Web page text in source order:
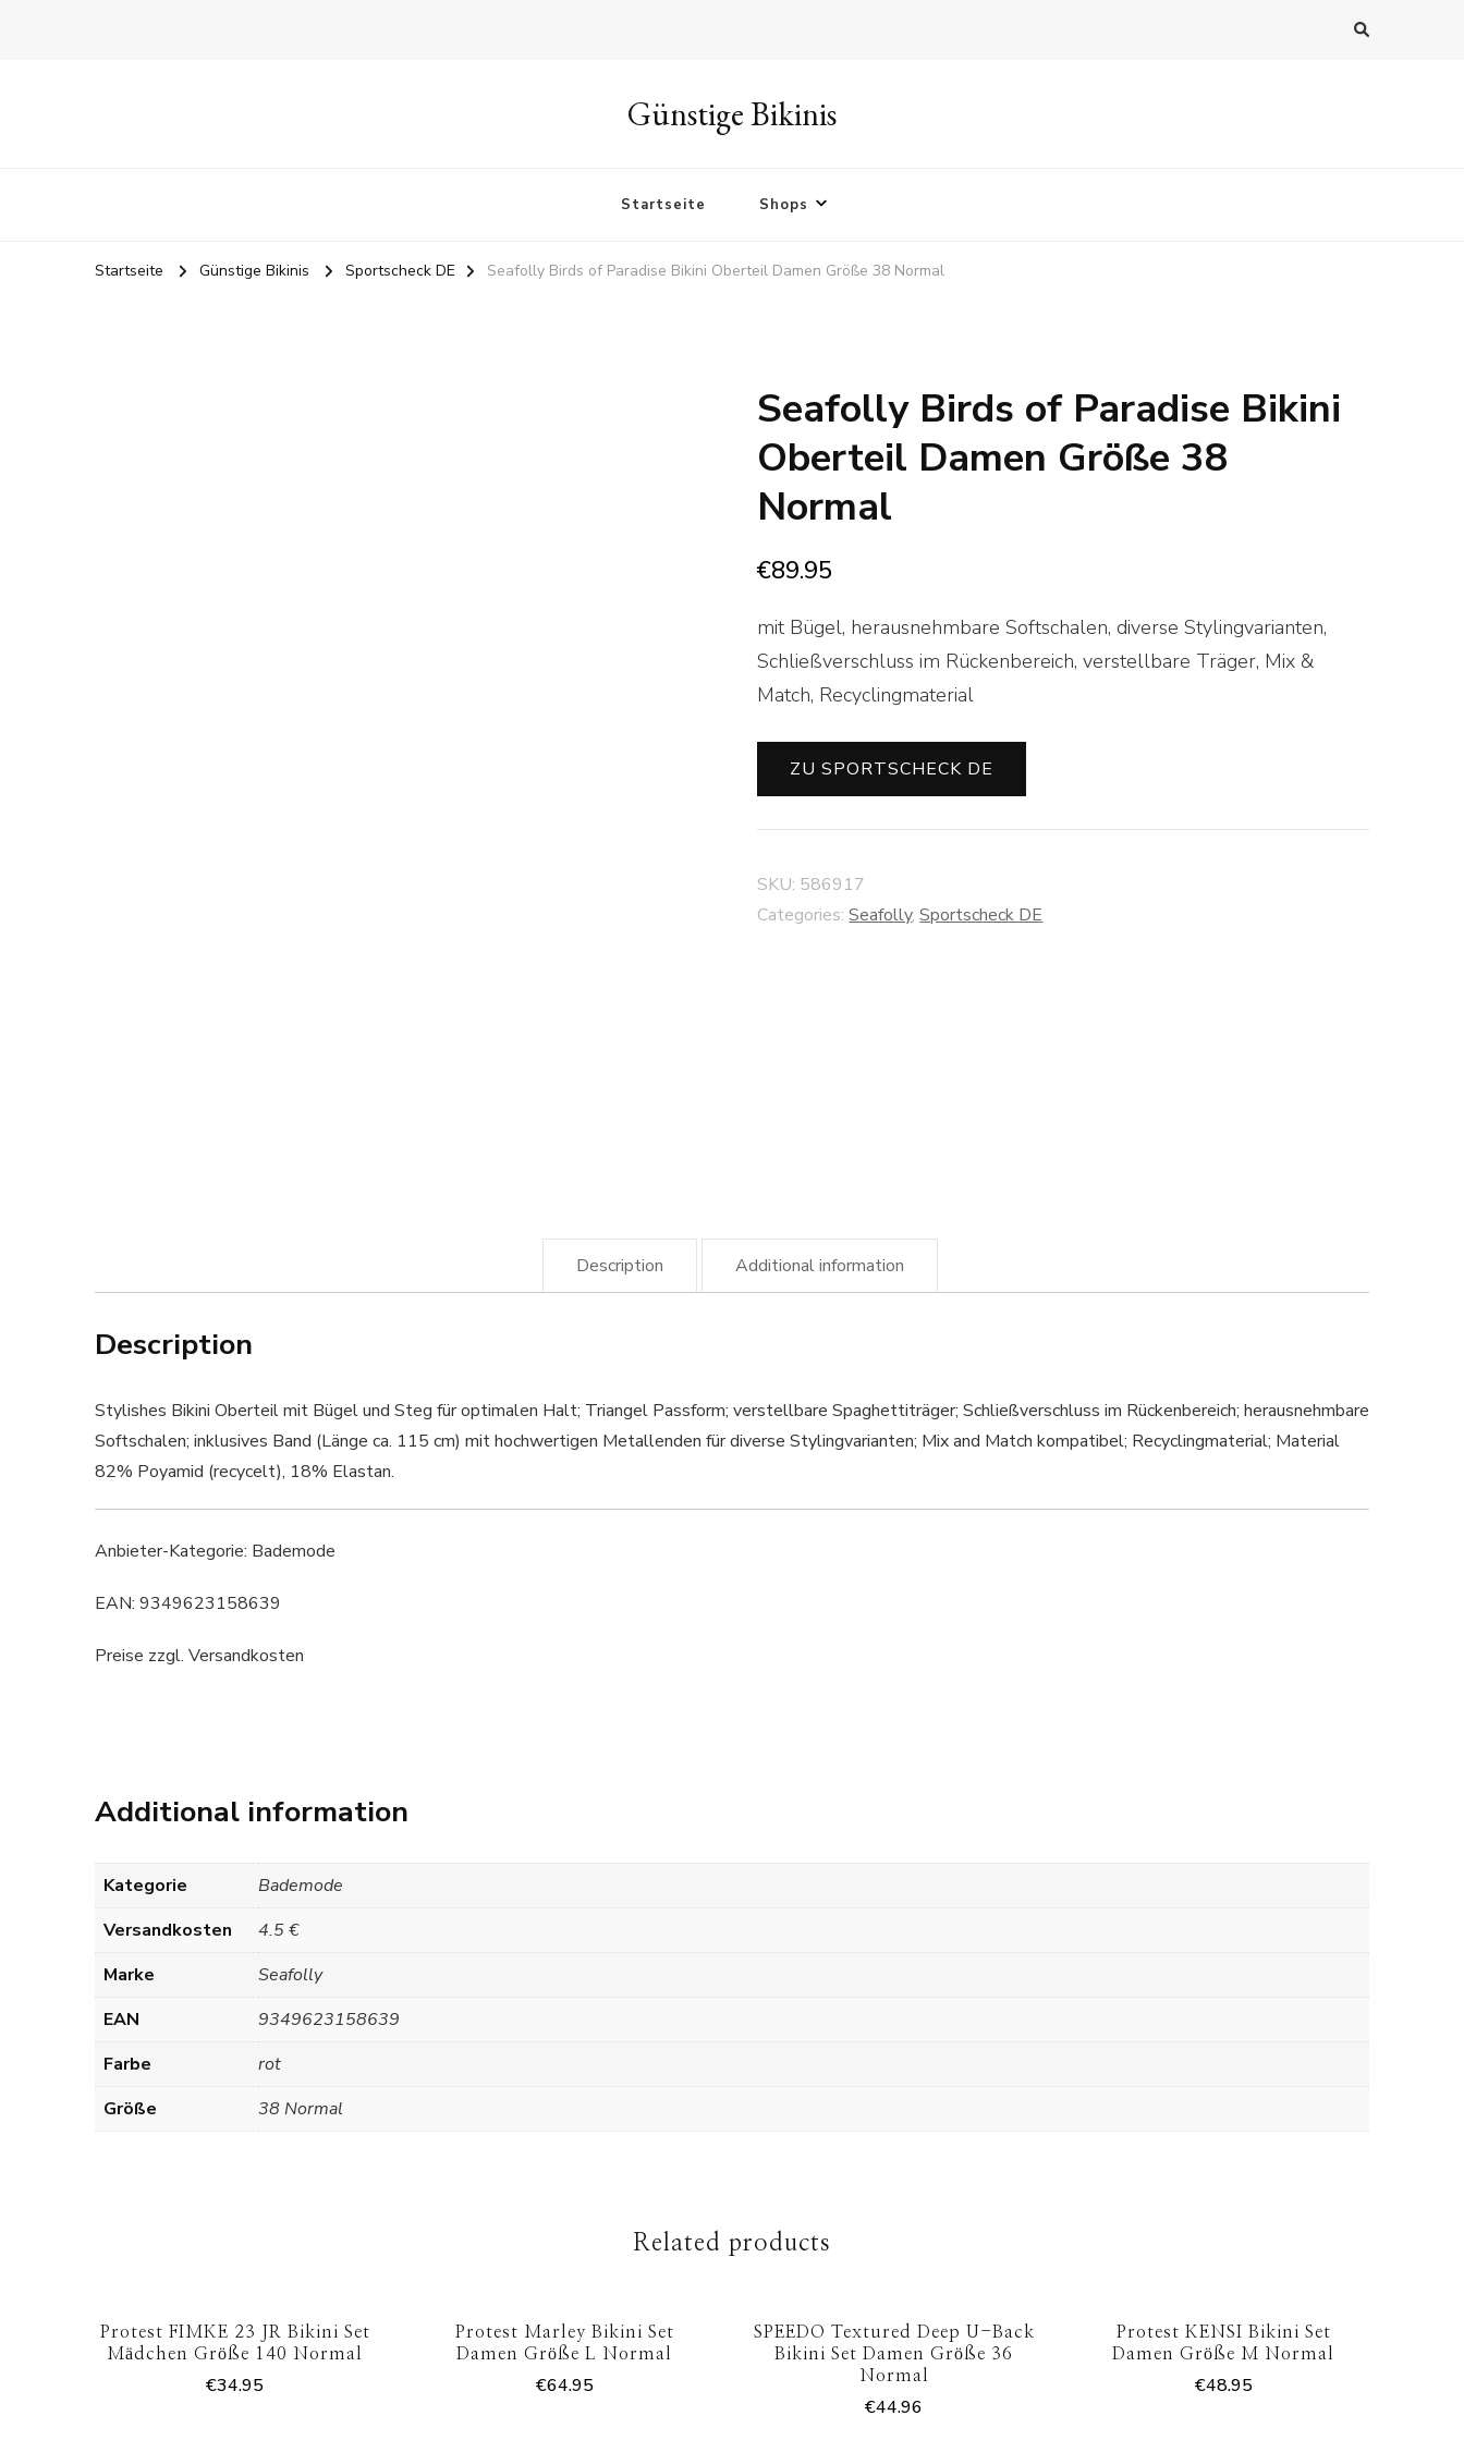
Günstige Bikinis
Startseite Shops
Startseite Günstige Bikinis Sportscheck DE Seafolly Birds of Paradise Bikini Oberteil Damen Größe 38 Normal
Seafolly Birds of Paradise Bikini
Oberteil Damen Größe 38
Normal
€89.95
mit Bügel, herausnehmbare Softschalen, diverse Stylingvarianten,
Schließverschluss im Rückenbereich, verstellbare Träger, Mix &
Match, Recyclingmaterial
ZU SPORTSCHECK DE
SKU: 586917
Categories:Seafolly,Sportscheck DE
Description Additional information
Description
Stylishes Bikini Oberteil mit Bügel und Steg für optimalen Halt; Triangel Passform; verstellbare Spaghettiträger; Schließverschluss im Rückenbereich; herausnehmbare
Softschalen; inklusives Band (Länge ca. 115 cm) mit hochwertigen Metallenden für diverse Stylingvarianten; Mix and Match kompatibel; Recyclingmaterial; Material
82% Poyamid (recycelt), 18% Elastan.
Anbieter-Kategorie: Bademode
EAN: 9349623158639
Preise zzgl. Versandkosten
Additional information
Kategorie
Bademode
Versandkosten
4.5 €
Marke
Seafolly
EAN
9349623158639
Farbe
rot
Größe
38 Normal
Related products
Protest FIMKE 23 JR Bikini Set
Mädchen Größe 140 Normal
€34.95
Protest Marley Bikini Set
Damen Größe L Normal
€64.95
SPEEDO Textured Deep U-Back
Bikini Set Damen Größe 36
Normal
€44.96
Protest KENSI Bikini Set
Damen Größe M Normal
€48.95